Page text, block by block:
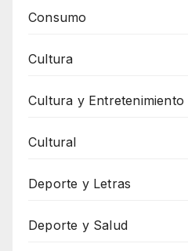
Consumo
Cultura
Cultura y Entretenimiento
Cultural
Deporte y Letras
Deporte y Salud